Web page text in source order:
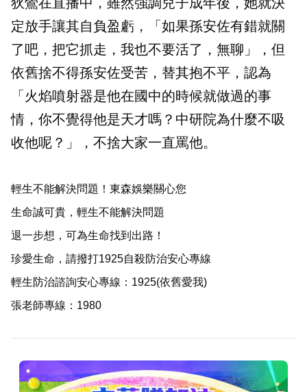
定放手讓其自負盈虧，「如果孫安佐有錯就關
了吧，把它抓走，我也不要活了，無聊」，但
依舊捨不得孫安佐受苦，替其抱不平，認為
「火焰噴射器是他在國中的時候就做過的事
情，你不覺得他是天才嗎？中研院為什麼不吸
收他呢？」，不捨大家一直罵他。
輕生不能解決問題！東森娛樂關心您
生命誠可貴，輕生不能解決問題
退一步想，可為生命找到出路！
珍愛生命，請撥打1925自殺防治安心專線
輕生防治諮詢安心專線：1925(依舊愛我)
張老師專線：1980